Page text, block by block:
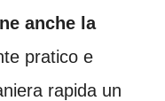
anche la
pratico e
rapida un